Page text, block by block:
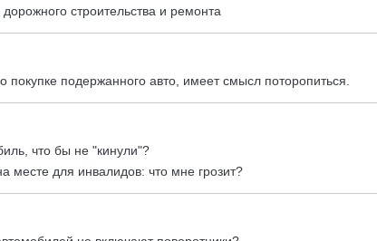
строительства и ремонта
покупке подержанного авто, имеет смысл поторопиться.
что бы не "кинули"?
месте для инвалидов: что мне грозит?